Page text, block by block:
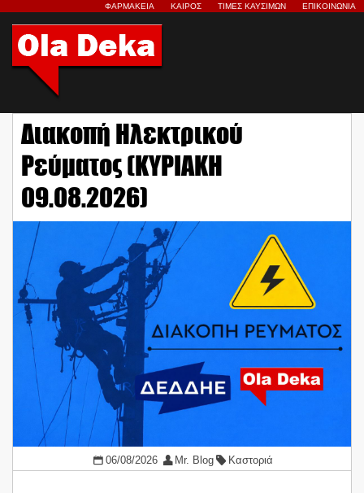
ΦΑΡΜΑΚΕΙΑ ΚΑΙΡΟΣ ΤΙΜΕΣ ΚΑΥΣΙΜΩΝ ΕΠΙΚΟΙΝΩΝΙΑ
Διακοπή Ηλεκτρικού
Ρεύματος (ΚΥΡΙΑΚΗ
09.08.2026)
06/08/2026 Mr. Blog Καστοριά